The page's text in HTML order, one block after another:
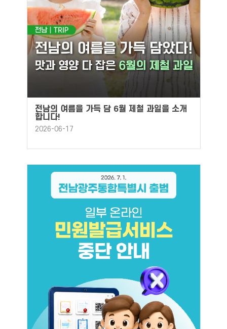
전남의 여름을 가득 담 6월 제철 과일을 소개
합니다!
2026-06-17